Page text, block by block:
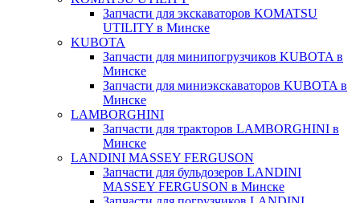
Запчасти для экскаваторов KOMATSU
UTILITY в Минске
KUBOTA
Запчасти для минипогрузчиков KUBOTA в
Минске
Запчасти для миниэкскаваторов KUBOTA в
Минске
LAMBORGHINI
Запчасти для тракторов LAMBORGHINI в
Минске
LANDINI MASSEY FERGUSON
Запчасти для бульдозеров LANDINI
MASSEY FERGUSON в Минске